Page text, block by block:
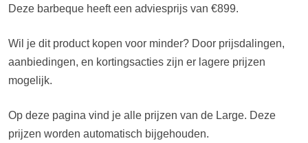
Deze barbeque heeft een adviesprijs van €899.
Wil je dit product kopen voor minder? Door prijsdalingen,
aanbiedingen, en kortingsacties zijn er lagere prijzen
mogelijk.
Op deze pagina vind je alle prijzen van de Large. Deze
prijzen worden automatisch bijgehouden.